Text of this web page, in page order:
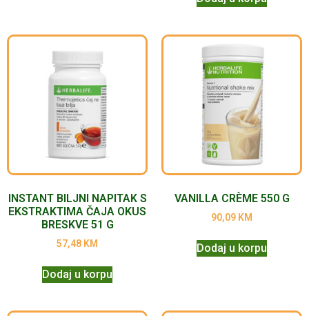
INSTANT BILJNI NAPITAK S
EKSTRAKTIMA ČAJA OKUS
BRESKVE 51 G
57,48 KM
Dodaj u korpu
VANILLA CRÈME 550 G
90,09 KM
Dodaj u korpu